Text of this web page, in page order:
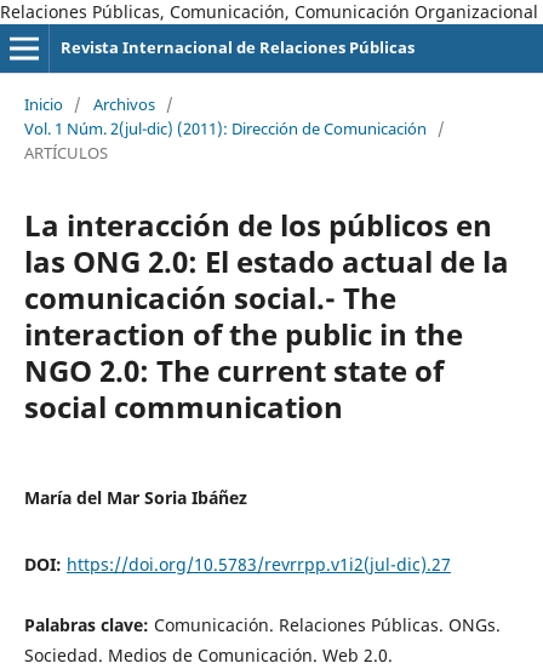
Relaciones Públicas, Comunicación, Comunicación Organizacional
Revista Internacional de Relaciones Públicas
Inicio / Archivos /
Vol. 1 Núm. 2(jul-dic) (2011): Dirección de Comunicación
/
ARTÍCULOS
La interacción de los públicos en
las ONG 2.0: El estado actual de la
comunicación social.- The
interaction of the public in the
NGO 2.0: The current state of
social communication
María del Mar Soria Ibáñez
DOI: https://doi.org/10.5783/revrrpp.v1i2(jul-dic).27
Palabras clave: Comunicación. Relaciones Públicas. ONGs.
Sociedad. Medios de Comunicación. Web 2.0.